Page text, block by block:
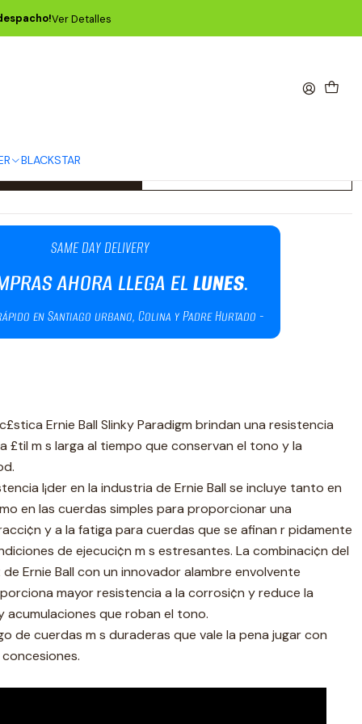
BLACKSTAR
Ver Detalles
Paradigm Light Phosphor Bronze 11-52 P02078
Guitarra Acústica Paradigm
Bronze 11-52 P02078
Ernie Ball Slinky Paradigm brindan una resistencia
£til m s larga al tiempo que conservan el tono y la
l¡der en la industria de Ernie Ball se incluye tanto en
en las cuerdas simples para proporcionar una
y a la fatiga para cuerdas que se afinan r pidamente
de ejecuci¢n m s estresantes. La combinaci¢n del
Ernie Ball con un innovador alambre envolvente
mayor resistencia a la corrosi¢n y reduce la
acumulaciones que roban el tono.
de cuerdas m s duraderas que vale la pena jugar con